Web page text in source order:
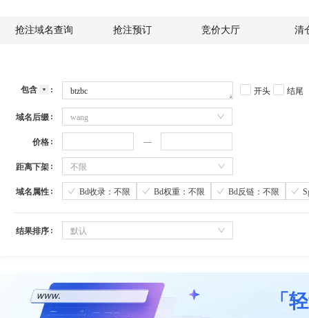
抢注域名查询 抢注预订 竞价大厅 清
包含 开头 结尾
域名后缀 wang
价格
距离下架 不限
域名属性 Bd收录：不限 Bd权重：不限 Bd反链：不限
结果排序 默认
「